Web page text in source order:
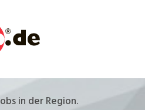
in der Region.